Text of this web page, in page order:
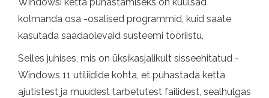
kolmanda osa -osalised programmid, kuid saate
kasutada saadaolevaid süsteemi tööriistu.
Selles juhises, mis on üksikasjalikult sisseehitatud -
Windows 11 utiliidide kohta, et puhastada ketta
ajutistest ja muudest tarbetutest failidest, sealhulgas